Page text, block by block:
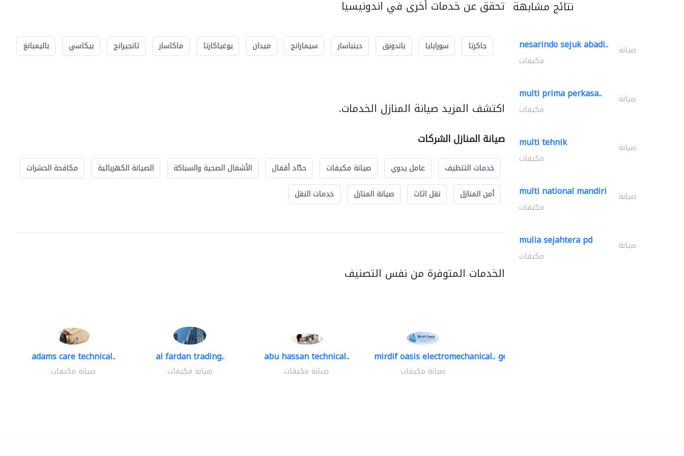
تحقق عن خدمات أخرى في اندونيسيا
جاكرتا سورابايا باندونق دينباسار سيمارانج ميدان يوغياكارتا ماكاسار تانجيرانج بيكاسي باليمبانغ
اكتشف المزيد صيانة المنازل الخدمات.
صيانة المنازل الشركات
خدمات التنظيف عامل يدوي صيانة مكيفات حدّاد أقفال الأشغال الصحية والسباكة الصيانة الكهربائية
مكافحة الحشرات
أمن المنازل
نقل اثاث صيانة المنازل خدمات النقل
الخدمات المتوفرة من نفس التصنيف
adams care technical..
صيانة مكيفات
al fardan trading..
صيانة مكيفات
abu hassan technical..
صيانة مكيفات
mirdif oasis electromechanical..
صيانة مكيفات
geco mechanical and..
نتائج مشابهة
nesarindo sejuk abadi.. صيانة
مكيفات
multi prima perkasa.. صيانة
مكيفات
multi tehnik صيانة
مكيفات
multi national mandiri صيانة
مكيفات
mulia sejahtera pd صيانة
مكيفات